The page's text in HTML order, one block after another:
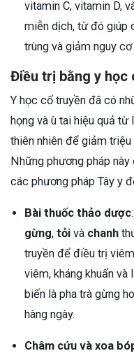
vitamin C, vitamin D,
miễn dịch, từ đó giúp
trùng và giảm nguy
Điều trị bằng y học
Y học cổ truyền đã có
họng và ù tai hiệu quả
thiên nhiên để giảm
Những phương pháp
các phương pháp Tây y
Bài thuốc thảo dược
gừng, tỏi và chanh
truyền để điều trị
viêm, kháng khuẩn và
biến là pha trà gừng
hàng ngày.
Châm cứu và xoa